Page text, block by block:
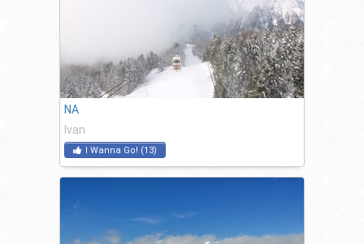
NA
Ivan
I Wanna Go! (13)